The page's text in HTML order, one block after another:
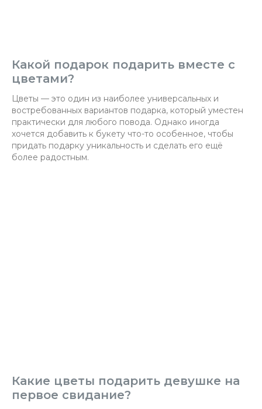
Какой подарок подарить вместе с
цветами?
Цветы — это один из наиболее универсальных и
востребованных вариантов подарка, который уместен
практически для любого повода. Однако иногда
хочется добавить к букету что-то особенное, чтобы
придать подарку уникальность и сделать его ещё
более радостным.
Какие цветы подарить девушке на
первое свидание?